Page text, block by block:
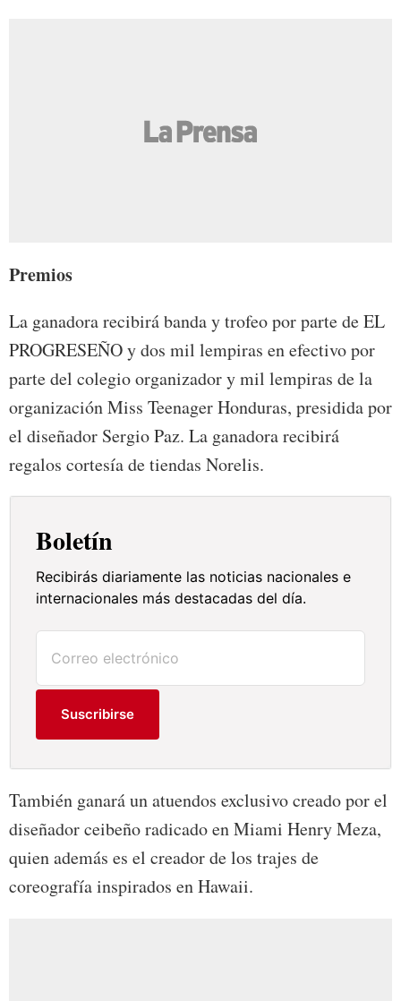
Premios
La ganadora recibirá banda y trofeo por parte de EL
PROGRESEÑO y dos mil lempiras en efectivo por
parte del colegio organizador y mil lempiras de la
organización Miss Teenager Honduras, presidida por
el diseñador Sergio Paz. La ganadora recibirá
regalos cortesía de tiendas Norelis.
Boletín
Recibirás diariamente las noticias nacionales e
internacionales más destacadas del día.
Suscribirse
También ganará un atuendos exclusivo creado por el
diseñador ceibeño radicado en Miami Henry Meza,
quien además es el creador de los trajes de
coreografía inspirados en Hawaii.